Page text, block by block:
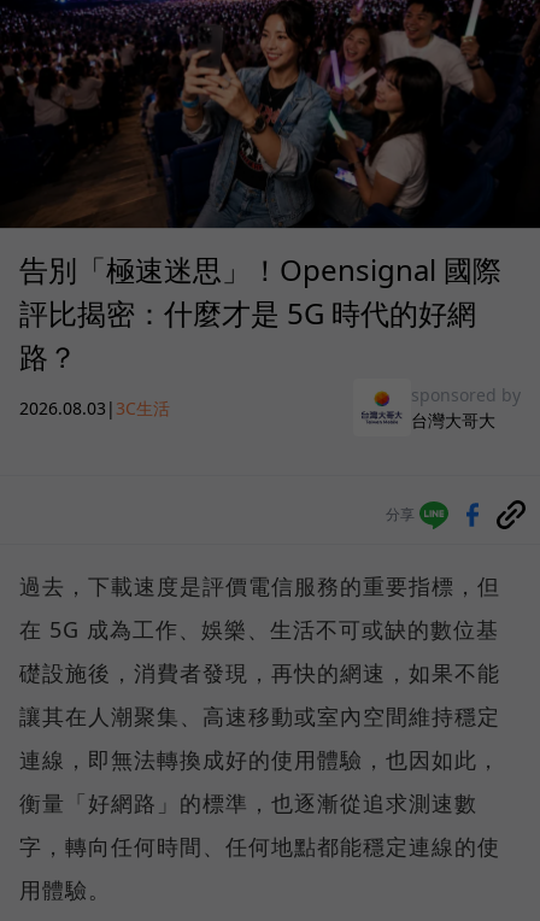
告別「極速迷思」！Opensignal 國際
評比揭密：什麼才是 5G 時代的好網
路？
2026.08.03 | 3C生活
sponsored by
台灣大哥大
分享
過去，下載速度是評價電信服務的重要指標，但
在 5G 成為工作、娛樂、生活不可或缺的數位基
礎設施後，消費者發現，再快的網速，如果不能
讓其在人潮聚集、高速移動或室內空間維持穩定
連線，即無法轉換成好的使用體驗，也因如此，
衡量「好網路」的標準，也逐漸從追求測速數
字，轉向任何時間、任何地點都能穩定連線的使
用體驗。